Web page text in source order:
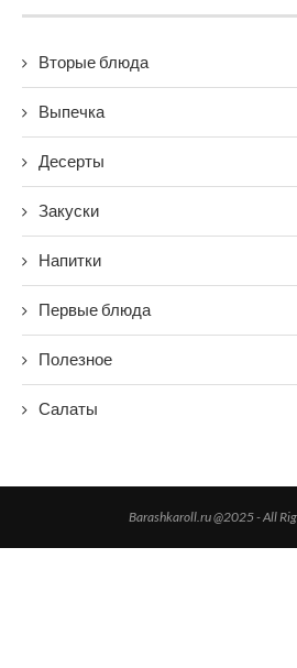
Вторые блюда
Выпечка
Десерты
Закуски
Напитки
Первые блюда
Полезное
Салаты
Barashkaroll.ru @2025 - All